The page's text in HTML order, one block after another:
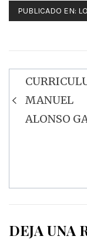
PUBLICADO EN:
de
entradas
MANUEL
ALONSO
DEJA UNA